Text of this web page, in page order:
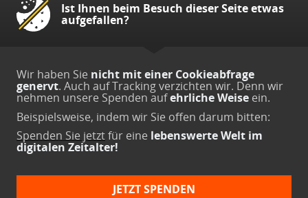
Ist Ihnen beim Besuch dieser Seite etwas
aufgefallen?
Wir haben Sie nicht mit einer Cookieabfrage
genervt. Auch auf Tracking verzichten wir. Denn wir
nehmen unsere Spenden aufehrliche Weise ein.
Beispielsweise, indem wir Sie offen darum bitten:
Spenden Sie jetztfür eine lebenswerte Welt im
digitalen Zeitalter!
JETZT SPENDEN